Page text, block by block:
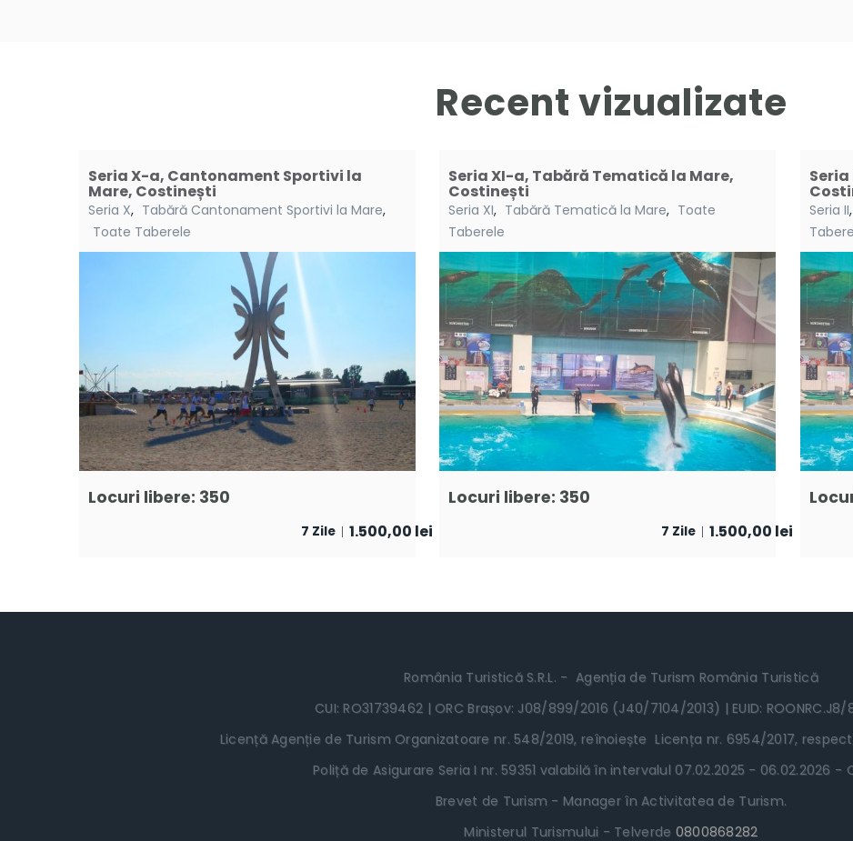
Recent vizualizate
Seria X-a, Cantonament Sportivi la
Mare, Costinești
Seria X, Tabără Cantonament Sportivi la Mare,
Toate Taberele
Locuri libere: 350
7 Zile 1.500,00 lei
Seria XI-a, Tabără Tematică la Mare,
Costinești
Seria XI, Tabără Tematică la Mare, Toate
Taberele
Locuri libere: 350
7 Zile 1.500,00 lei
Seria II,
România Turistică S.R.L. - Agenția de Turism România Turistică
CUI: RO31739462 | ORC Brașov: J08/899/2016 (J40/7104/2013) | EUID:
Licență Agenție de Turism Organizatoare nr. 548/2019, reînoiește Licența nr. 6954/2017,
Poliță de Asigurare Seria I nr. 59351 valabilă în intervalul 07.02.2025 - 06.02.2026 -
Brevet de Turism - Manager în Activitatea de Turism.
Ministerul Turismului - Telverde 0800868282